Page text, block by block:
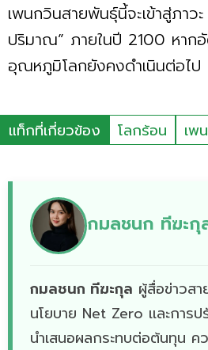
เพนกวินสายพันธุ์นี้จะเข้าสู่ภาว
ปริมาณ” ภายในปี 2100 หาก
อุณหภูมิโลกยังคงดำเนินต่อไป
แท็กที่เกี่ยวข้อง โลกร้อน เพ
กมลชนก ทีฆะกุ
กมลชนก ทีฆะกุล ผู้สื่อข่าวส
นโยบาย Net Zero เเละการ
นำเสนอผลกระทบต่อต้นทุน ค